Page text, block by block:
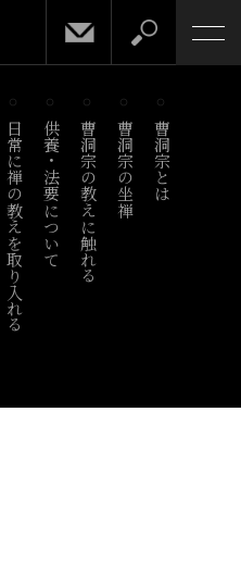
日常に禅の教えを取り入れる供養・法要について曹洞宗の教えに触れる 曹洞宗の坐禅 曹洞宗とは